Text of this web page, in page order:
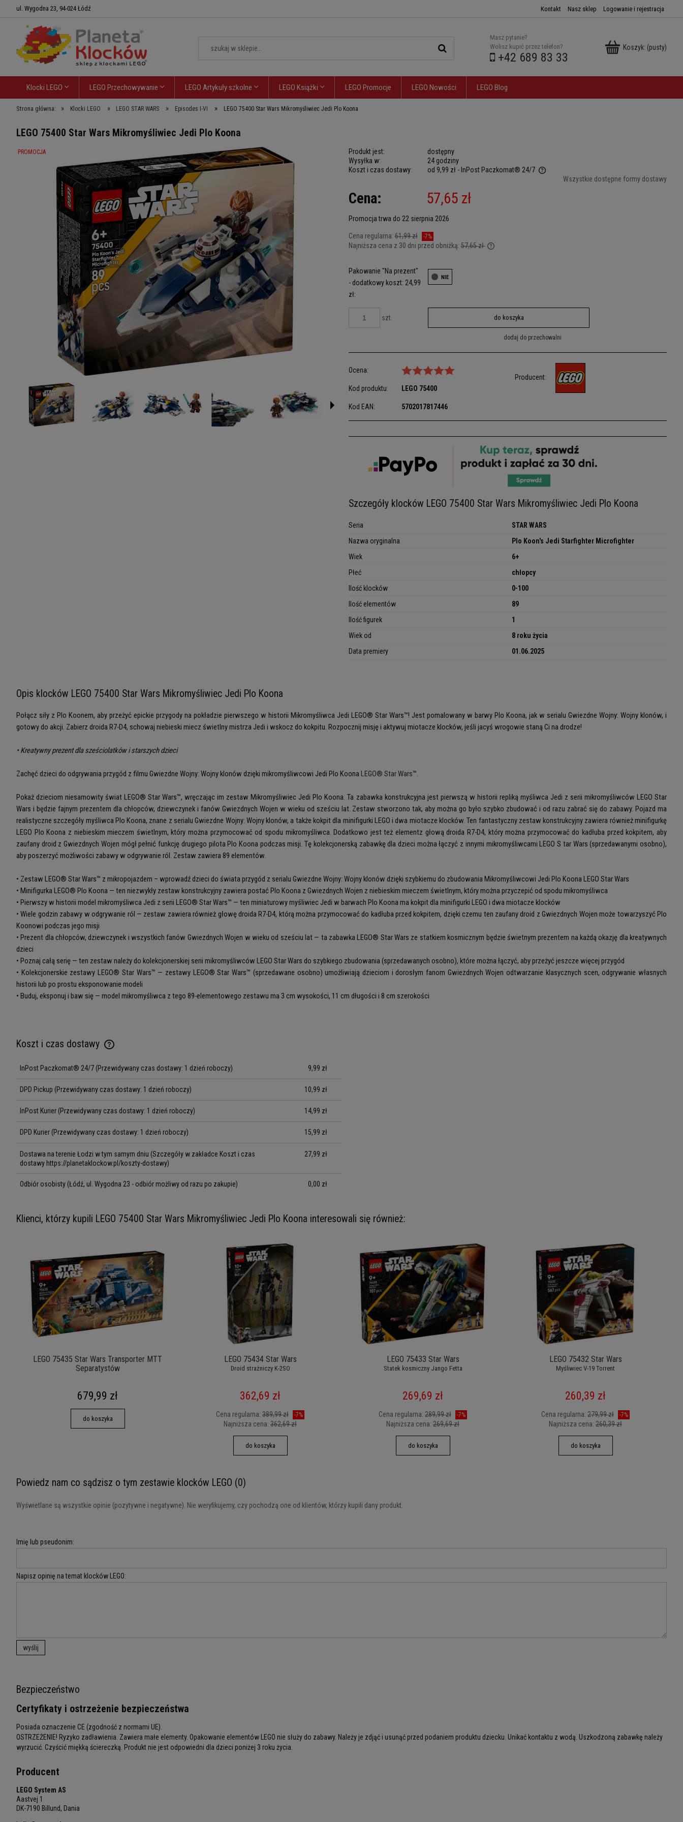
ul. Wygodna 23, 94-024 Łódź Kontakt Nasz sklep Logowanie i rejestracja
Koszyk: (pusty)
Masz pytanie?
Wolisz kupić przez telefon?
+42 689 83 33
Klocki LEGO LEGO Przechowywanie LEGO Artykuły szkolne LEGO Książki LEGO Promocje LEGO Nowości LEGO Blog
Strona główna: » Klocki LEGO » LEGO STAR WARS » Episodes I-VI » LEGO 75400 Star Wars Mikromyśliwiec Jedi Plo Koona
LEGO 75400 Star Wars Mikromyśliwiec Jedi Plo Koona
PROMOCJA Produkt jest:
dostępny
Wysyłka w:
24 godziny
Koszt i czas dostawy:
od 9,99 zł - InPost Paczkomat® 24/7
Cena nie zawiera ewentualnych kosztów
płatności
Wszystkie dostępne formy dostawy
Cena: 57,65 zł
Promocja trwa do 22 sierpnia 2026
Cena regularna:61,99 zł -7%
Najniższa cena z 30 dni przed obniżką:57,65 zł
Jeżeli produkt jest sprzedawany krócej niż 30
dni, wyświetlana jest najniższa cena od momentu,
kiedy produkt pojawił się w sprzedaży.
Pakowanie "Na prezent"
- dodatkowy koszt: 24,99
zł:
szt. do koszyka
dodaj do przechowalni
Ocena:
Kod produktu: LEGO 75400
Kod EAN: 5702017817446
Producent:
Szczegóły klocków LEGO 75400 Star Wars Mikromyśliwiec Jedi Plo Koona
Seria
STAR WARS
Nazwa oryginalna
Plo Koon's Jedi Starfighter Microfighter
Wiek
6+
Płeć
chłopcy
Ilość klocków
0-100
Ilość elementów
89
Ilość figurek
1
Wiek od
8 roku życia
Data premiery
01.06.2025
Opis klocków LEGO 75400 Star Wars Mikromyśliwiec Jedi Plo Koona
Połącz siły z Plo Koonem, aby przeżyć epickie przygody na pokładzie pierwszego w historii Mikromyśliwca Jedi LEGO® Star Wars™! Jest pomalowany w barwy Plo Koona, jak w serialu Gwiezdne Wojny: Wojny klonów, i
gotowy do akcji. Zabierz droida R7-D4, schowaj niebieski miecz świetlny mistrza Jedi i wskocz do kokpitu. Rozpocznij misję i aktywuj miotacze klocków, jeśli jacyś wrogowie staną Ci na drodze!
• Kreatywny prezent dla sześciolatków i starszych dzieci
Zachęć dzieci do odgrywania przygód z filmu Gwiezdne Wojny: Wojny klonów dzięki mikromyśliwcowi Jedi Plo Koona LEGO® Star Wars™.
Pokaż dzieciom niesamowity świat LEGO® Star Wars™, wręczając im zestaw Mikromyśliwiec Jedi Plo Koona. Ta zabawka konstrukcyjna jest pierwszą w historii repliką myśliwca Jedi z serii mikromyśliwców LEGO Star
Wars i będzie fajnym prezentem dla chłopców, dziewczynek i fanów Gwiezdnych Wojen w wieku od sześciu lat. Zestaw stworzono tak, aby można go było szybko zbudować i od razu zabrać się do zabawy. Pojazd ma
realistyczne szczegóły myśliwca Plo Koona, znane z serialu Gwiezdne Wojny: Wojny klonów, a także kokpit dla minifigurki LEGO i dwa miotacze klocków. Ten fantastyczny zestaw konstrukcyjny zawiera również minifigurkę
LEGO Plo Koona z niebieskim mieczem świetlnym, który można przymocować od spodu mikromyśliwca. Dodatkowo jest też elementz głową droida R7-D4, który można przymocować do kadłuba przed kokpitem, aby
zaufany droid z Gwiezdnych Wojen mógł pełnić funkcję drugiego pilota Plo Koona podczas misji. Tę kolekcjonerską zabawkę dla dzieci można łączyć z innymi mikromyśliwcami LEGO S tar Wars (sprzedawanymi osobno),
aby poszerzyć możliwości zabawy w odgrywanie ról. Zestaw zawiera 89 elementów.
• Zestaw LEGO® Star Wars™ z mikropojazdem – wprowadź dzieci do świata przygód z serialu Gwiezdne Wojny: Wojny klonów dzięki szybkiemu do zbudowania Mikromyśliwcowi Jedi Plo Koona LEGO Star Wars
• Minifigurka LEGO® Plo Koona — ten niezwykły zestaw konstrukcyjny zawiera postać Plo Koona z Gwiezdnych Wojen z niebieskim mieczem świetlnym, który można przyczepić od spodu mikromyśliwca
• Pierwszy w historii model mikromyśliwca Jedi z serii LEGO® Star Wars™ — ten miniaturowy myśliwiec Jedi w barwach Plo Koona ma kokpit dla minifigurki LEGO i dwa miotacze klocków
• Wiele godzin zabawy w odgrywanie ról — zestaw zawiera również głowę droida R7-D4, którą można przymocować do kadłuba przed kokpitem, dzięki czemu ten zaufany droid z Gwiezdnych Wojen może towarzyszyć Plo
Koonowi podczas jego misji
• Prezent dla chłopców, dziewczynek i wszystkich fanów Gwiezdnych Wojen w wieku od sześciu lat — ta zabawka LEGO® Star Wars ze statkiem kosmicznym będzie świetnym prezentem na każdą okazję dla kreatywnych
dzieci
• Poznaj całą serię — ten zestaw należy do kolekcjonerskiej serii mikromyśliwców LEGO Star Wars do szybkiego zbudowania (sprzedawanych osobno), które można łączyć, aby przeżyć jeszcze więcej przygód
• Kolekcjonerskie zestawy LEGO® Star Wars™ — zestawy LEGO® Star Wars™ (sprzedawane osobno) umożliwiają dzieciom i dorosłym fanom Gwiezdnych Wojen odtwarzanie klasycznych scen, odgrywanie własnych
historii lub po prostu eksponowanie modeli
• Buduj, eksponuj i baw się — model mikromyśliwca z tego 89-elementowego zestawu ma 3 cm wysokości, 11 cm długości i 8 cm szerokości
Koszt i czas dostawy
Cena nie zawiera ewentualnych kosztów
InPost Paczkomat® 24/7 (Przewidywany czas dostawy: 1 dzień roboczy) 9,99 zł
DPD Pickup (Przewidywany czas dostawy: 1 dzień roboczy) 10,99 zł
InPost Kurier (Przewidywany czas dostawy: 1 dzień roboczy) 14,99 zł
DPD Kurier (Przewidywany czas dostawy: 1 dzień roboczy) 15,99 zł
Dostawa na terenie Łodzi w tym samym dniu (Szczegóły w zakładce Koszt i czas
dostawy https://planetaklockow.pl/koszty-dostawy)
27,99 zł
Odbiór osobisty (Łódź, ul. Wygodna 23 - odbiór możliwy od razu po zakupie) 0,00 zł
Klienci, którzy kupili LEGO 75400 Star Wars Mikromyśliwiec Jedi Plo Koona interesowali się również:
LEGO 75435 Star Wars Transporter MTT
Separatystów
679,99 zł
do koszyka
LEGO 75434 Star Wars
Droid strażniczy K-2SO
362,69 zł
Cena regularna: 389,99 zł -7%
Najniższa cena: 362,69 zł
do koszyka
LEGO 75433 Star Wars
Statek kosmiczny Jango Fetta
269,69 zł
Cena regularna: 289,99 zł -7%
Najniższa cena: 269,69 zł
do koszyka
LEGO 75432 Star Wars
Myśliwiec V-19 Torrent
260,39 zł
Cena regularna: 279,99 zł -7%
Najniższa cena: 260,39 zł
do koszyka
Powiedz nam co sądzisz o tym zestawie klocków LEGO (0)
Wyświetlane są wszystkie opinie (pozytywne i negatywne). Nie weryfikujemy, czy pochodzą one od klientów, którzy kupili dany produkt.
Imię lub pseudonim:
Napisz opinię na temat klocków LEGO:
wyślij
Bezpieczeństwo
Certyfikaty i ostrzeżenie bezpieczeństwa
Posiada oznaczenie CE (zgodność z normami UE).
OSTRZEŻENIE! Ryzyko zadławienia. Zawiera małe elementy. Opakowanie elementów LEGO nie służy do zabawy. Należy je zdjąć i usunąć przed podaniem produktu dziecku. Unikać kontaktu z wodą. Uszkodzoną zabawkę należy
wyrzucić. Czyścić miękką ściereczką. Produkt nie jest odpowiedni dla dzieci poniżej 3 roku życia.
Producent
LEGO System AS
Aastvej 1
DK-7190 Billund, Dania